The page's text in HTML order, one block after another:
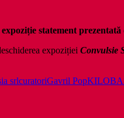
expoziție statement
expoziției Convulsie
srlcuratoriGavril Pop